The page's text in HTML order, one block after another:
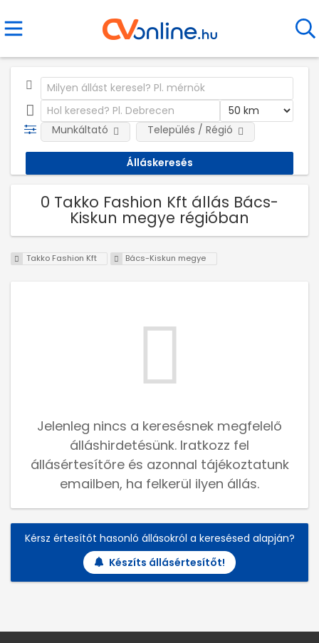
Munkáltató Település / Régió
0 Takko Fashion Kft állás Bács-
Kiskun megye régióban
Takko Fashion Kft Bács-Kiskun megye
Jelenleg nincs a keresésnek megfelelő
álláshirdetésünk. Iratkozz fel
állásértesítőre és azonnal tájékoztatunk
emailben, ha felkerül ilyen állás.
Kérsz értesítőt hasonló állásokról a keresésed alapján?
Készíts állásértesítőt!